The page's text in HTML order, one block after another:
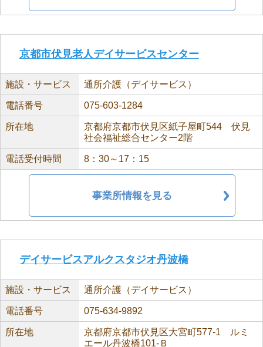
京都市伏見老人デイサービスセンター
施設・サービス 通所介護（デイサービス）
電話番号 075-603-1284
所在地
京都府京都市伏見区紙子屋町544 伏見
社会福祉総合センター2階
電話受付時間 8：30～17：15
事業所情報を見る
デイサービスアルクスタジオ丹波橋
施設・サービス 通所介護（デイサービス）
電話番号 075-634-9892
所在地
京都府京都市伏見区大宮町577-1 ルミ
エール丹波橋101-Ｂ